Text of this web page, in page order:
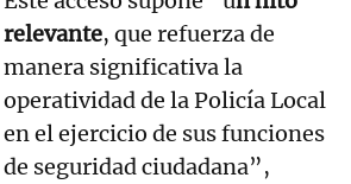
relevante, que refuerza de
manera significativa la
operatividad de la Policía Local
en el ejercicio de sus funciones
de seguridad ciudadana”,